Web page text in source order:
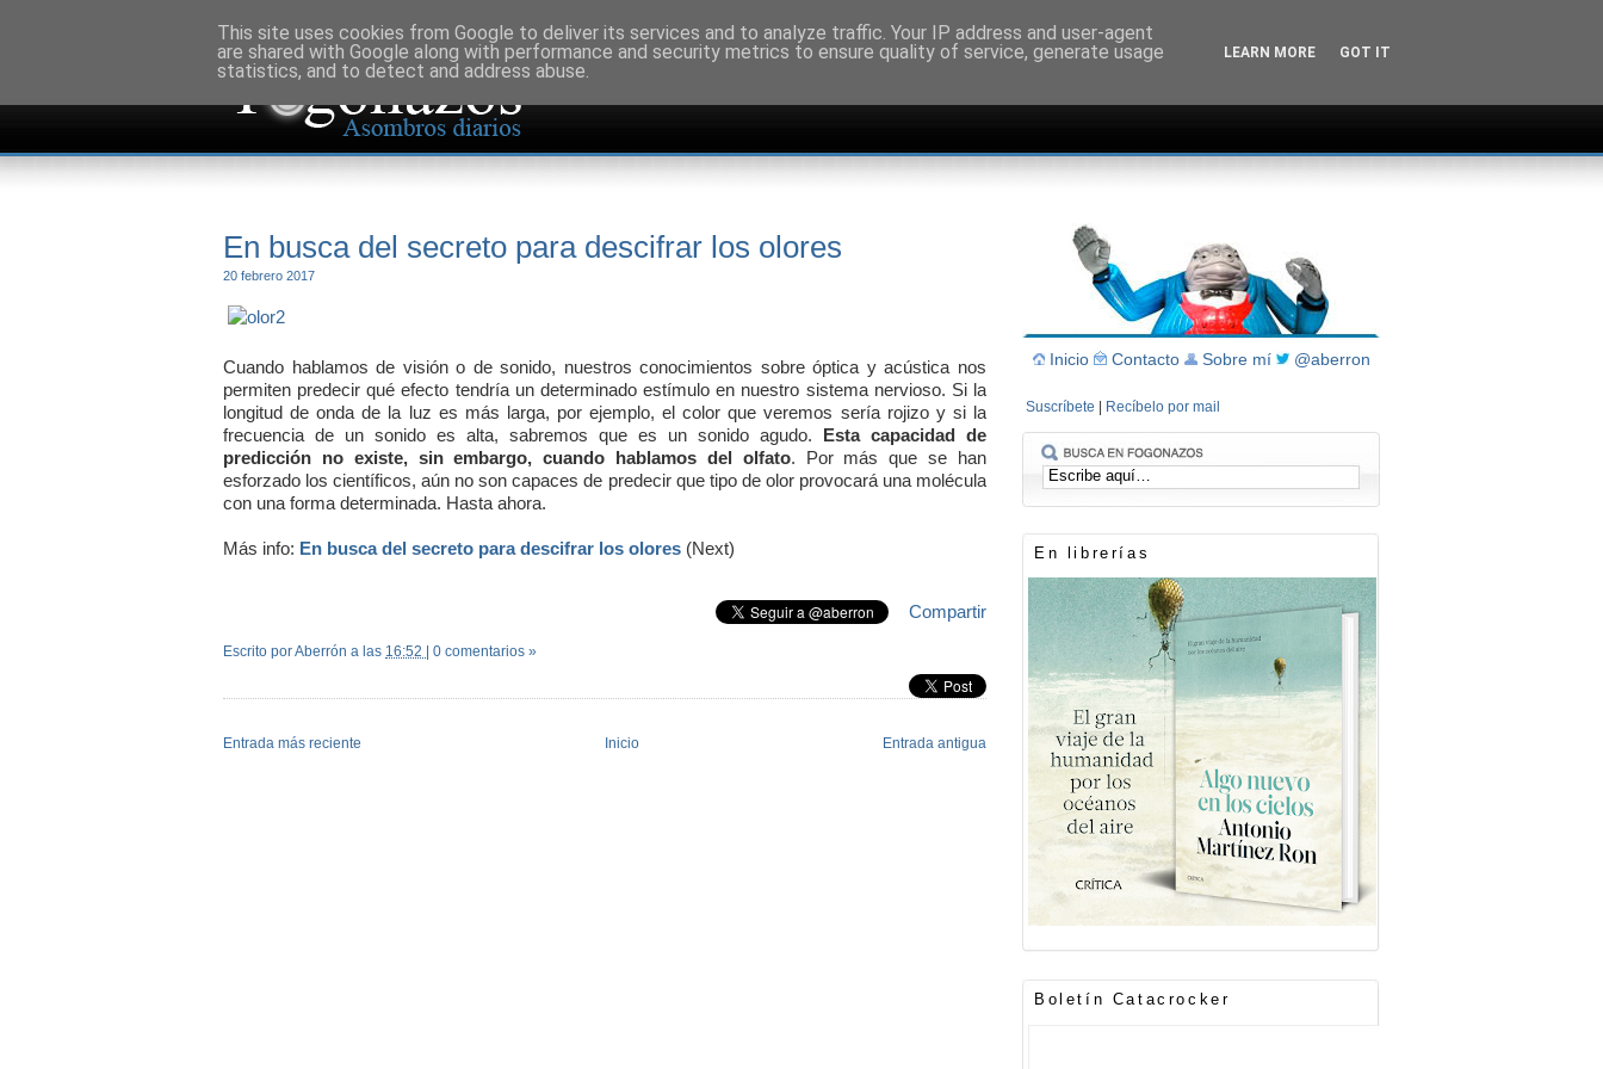
En busca del secreto para descifrar los olores
20 febrero 2017
Cuando hablamos de visión o de sonido, nuestros conocimientos sobre óptica y acústica nos
permiten predecir qué efecto tendría un determinado estímulo en nuestro sistema nervioso. Si la
longitud de onda de la luz es más larga, por ejemplo, el color que veremos sería rojizo y si la
frecuencia de un sonido es alta, sabremos que es un sonido agudo. Esta capacidad de
predicción no existe, sin embargo, cuando hablamos del olfato. Por más que se han
esforzado los científicos, aún no son capaces de predecir que tipo de olor provocará una molécula
con una forma determinada. Hasta ahora.
Más info: En busca del secreto para descifrar los olores (Next)
Compartir
Escrito por Aberrón a las 16:52 | 0 comentarios »
Entrada más reciente Entrada antigua
Inicio
Inicio Contacto Sobre mí @aberron
Suscríbete Recíbelo por mail
En librerías
Boletín Catacrocker
This site uses cookies from Google to deliver its services and to analyze traffic. Your IP address and user-agent
are shared with Google along with performance and security metrics to ensure quality of service, generate usage
statistics, and to detect and address abuse.
LEARN MORE GOT IT